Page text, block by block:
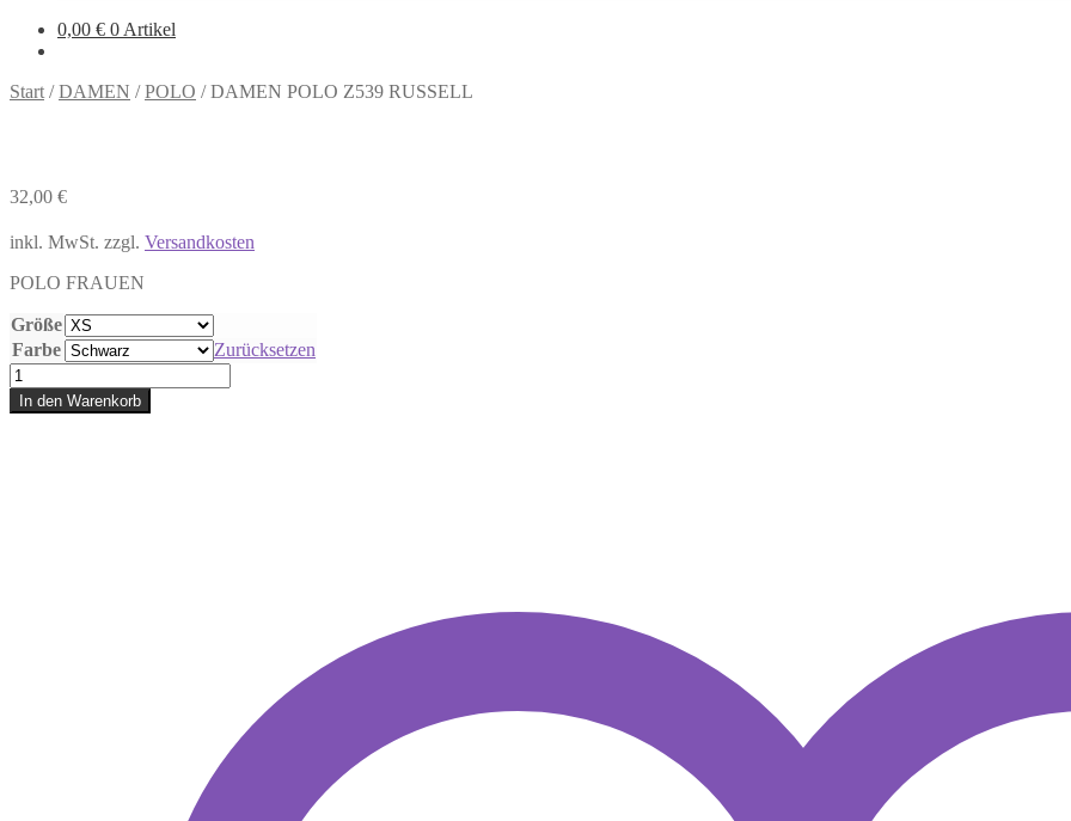
0,00 € 0 Artikel
Start /DAMEN /POLO /DAMEN POLO Z539 RUSSELL
32,00 €
inkl. MwSt. zzgl. Versandkosten
POLO FRAUEN
Größe
Farbe
Zurücksetzen
DAMEN
POLO
Z539
In den Warenkorb